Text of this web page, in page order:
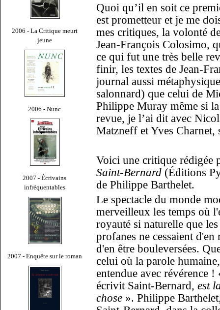
2006 - La Critique meurt
jeune
2006 - Nunc
2007 - Écrivains
infréquentables
2007 - Enquête sur le roman
Quoi qu’il en soit ce
est prometteur et je me
mes critiques, la volonté
Jean-François Colosimo,
ce qui fut une très belle
finir, les textes de Jean-
journal aussi
salonnard) que celui de
Philippe Muray même si
revue, je l’ai dit avec
Matzneff et Yves Charnet,
Voici une critique rédigée
Saint-Bernard (Éditions
de Philippe Barthelet.
Le spectacle du monde
merveilleux les temps où
royauté si naturelle que
profanes ne cessaient
d'en être bouleversées.
celui où la parole
entendue avec révérence !
écrivit Saint-Bernard, est
chose ». Philippe